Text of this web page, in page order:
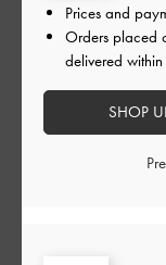
ご利用者様
Prices and
Orders placed
delivered
SHOP